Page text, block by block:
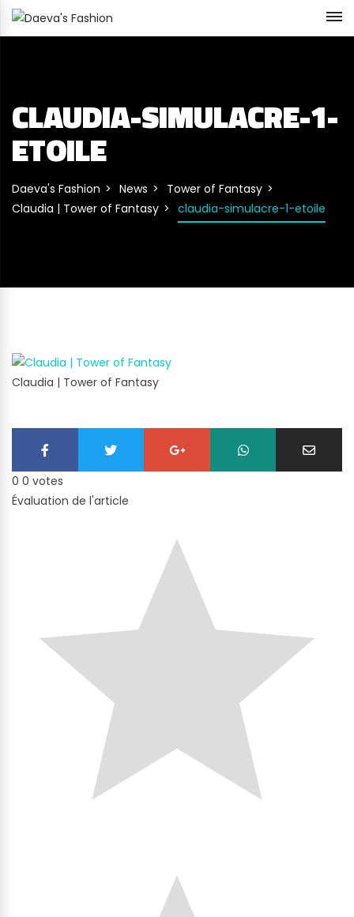
CLAUDIA-SIMULACRE-1-
ETOILE
Daeva's Fashion News
Tower of Fantasy
Claudia | Tower of Fantasy
claudia-simulacre-1-etoile
Claudia | Tower of Fantasy
0 0 votes
Évaluation de l'article